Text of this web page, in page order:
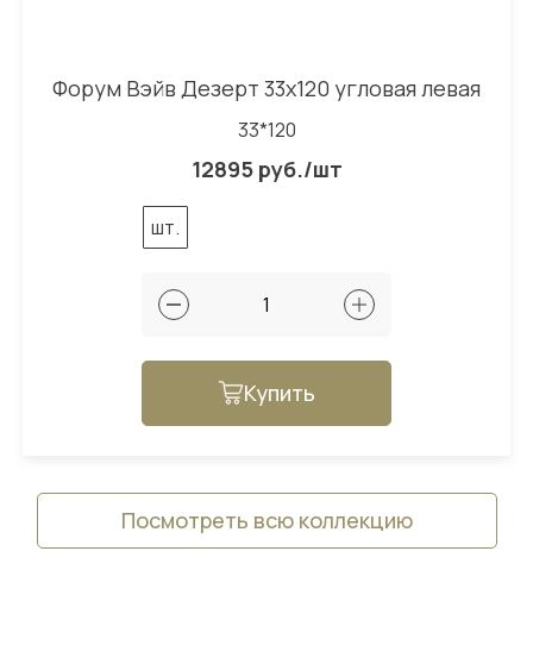
Форум Вэйв Дезерт 33x120 угловая левая
33*120
12895 руб./шт
шт.
Купить
Посмотреть всю коллекцию